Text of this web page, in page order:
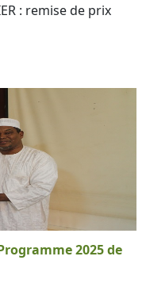
: remise de prix
2025 de